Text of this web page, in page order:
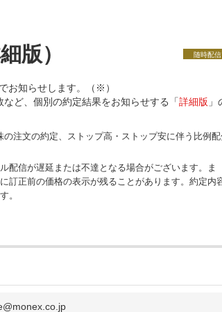
版） 随時配信
お知らせします。（※）
など、個別の約定結果をお知らせする「詳細版 」
注文の約定、ストップ高・ストップ安に伴う比例配
配信が遅延または不達となる場合がございます。ま
訂正前の価格の表示が残ることがあります。約定内
。